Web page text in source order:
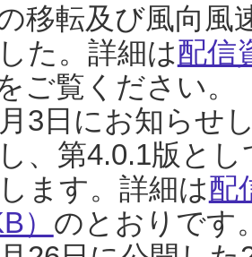
移転及び風向風
た。詳細は配信
ご覧ください。
3日にお知らせ
、第4.0.1版と
ます。詳細は配
） のとおりです